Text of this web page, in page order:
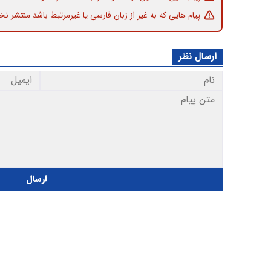
پیام هایی که به غیر از زبان فارسی یا غیرمرتبط باشد منتشر
ارسال نظر
ارسال